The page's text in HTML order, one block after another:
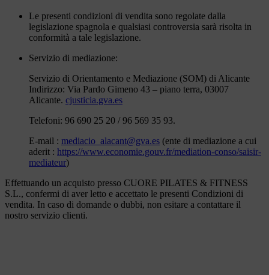
Le presenti condizioni di vendita sono regolate dalla
legislazione spagnola e qualsiasi controversia sarà risolta in
conformità a tale legislazione.
Servizio di mediazione:
Servizio di Orientamento e Mediazione (SOM) di Alicante
Indirizzo: Via Pardo Gimeno 43 – piano terra, 03007
Alicante. cjusticia.gva.es
Telefoni: 96 690 25 20 / 96 569 35 93.
E-mail : mediacio_alacant@gva.es (ente di mediazione a cui
aderit : https://www.economie.gouv.fr/mediation-conso/saisir-
mediateur)
Effettuando un acquisto presso CUORE PILATES & FITNESS
S.L., confermi di aver letto e accettato le presenti Condizioni di
vendita. In caso di domande o dubbi, non esitare a contattare il
nostro servizio clienti.